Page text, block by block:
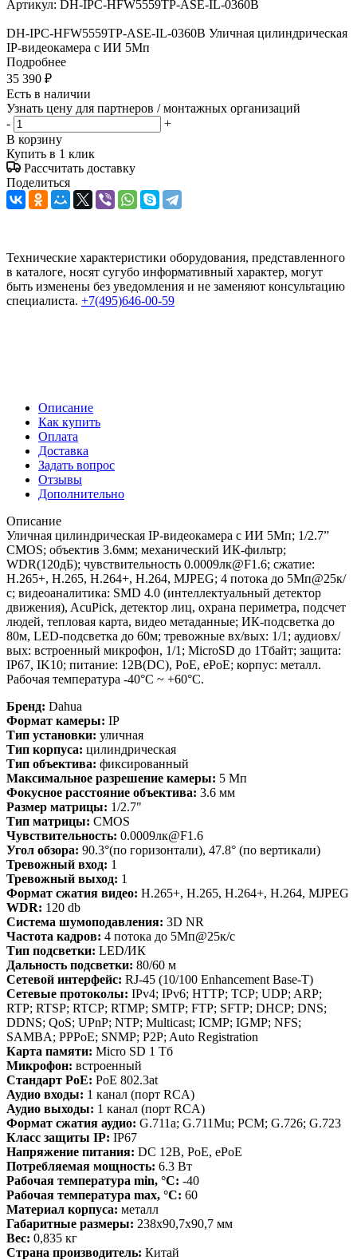
Артикул: DH-IPC-HFW5559TP-ASE-IL-0360B
DH-IPC-HFW5559TP-ASE-IL-0360B Уличная цилиндрическая
IP-видеокамера с ИИ 5Мп
Подробнее
35 390 ₽
Есть в наличии
Узнать цену для партнеров / монтажных организаций
-
+
В корзину
Купить в 1 клик
Рассчитать доставку
Поделиться
Технические характеристики оборудования, представленного
в каталоге, носят сугубо информативный характер, могут
быть изменены без уведомления и не заменяют консультацию
специалиста. +7(495)646-00-59
Описание
Как купить
Оплата
Доставка
Задать вопрос
Отзывы
Дополнительно
Описание
Уличная цилиндрическая IP-видеокамера с ИИ 5Мп; 1/2.7”
CMOS; объектив 3.6мм; механический ИК-фильтр;
WDR(120дБ); чувствительность 0.0009лк@F1.6; сжатие:
H.265+, H.265, H.264+, H.264, MJPEG; 4 потока до 5Мп@25к/
с; видеоаналитика: SMD 4.0 (интеллектуальный детектор
движения), AcuPick, детектор лиц, охрана периметра, подсчет
людей, тепловая карта, видео метаданные; ИК-подсветка до
80м, LED-подсветка до 60м; тревожные вх/вых: 1/1; аудиовх/
вых: встроенный микрофон, 1/1; MicroSD до 1Tбайт; защита:
IP67, IK10; питание: 12В(DC), PoE, ePoE; корпус: металл.
Рабочая температура -40°C ~ +60°C.
Бренд: Dahua
Формат камеры: IP
Тип установки: уличная
Тип корпуса: цилиндрическая
Тип объектива: фиксированный
Максимальное разрешение камеры: 5 Мп
Фокусное расстояние объектива: 3.6 мм
Размер матрицы: 1/2.7"
Тип матрицы: CMOS
Чувствительность: 0.0009лк@F1.6
Угол обзора: 90.3°(по горизонтали), 47.8° (по вертикали)
Тревожный вход: 1
Тревожный выход: 1
Формат сжатия видео: H.265+, H.265, H.264+, H.264, MJPEG
WDR: 120 db
Система шумоподавления: 3D NR
Частота кадров: 4 потока до 5Мп@25к/с
Тип подсветки: LED/ИК
Дальность подсветки: 80/60 м
Сетевой интерфейс: RJ-45 (10/100 Enhancement Base-T)
Сетевые протоколы: IPv4; IPv6; HTTP; TCP; UDP; ARP;
RTP; RTSP; RTCP; RTMP; SMTP; FTP; SFTP; DHCP; DNS;
DDNS; QoS; UPnP; NTP; Multicast; ICMP; IGMP; NFS;
SAMBA; PPPoE; SNMP; P2P; Auto Registration
Карта памяти: Micro SD 1 Тб
Микрофон: встроенный
Стандарт PoE: PoE 802.3at
Аудио входы: 1 канал (порт RCA)
Аудио выходы: 1 канал (порт RCA)
Формат сжатия аудио: G.711a; G.711Mu; PCM; G.726; G.723
Класс защиты IP: IP67
Напряжение питания: DC 12В, PoE, ePoE
Потребляемая мощность: 6.3 Вт
Рабочая температура min, °С: -40
Рабочая температура max, °С: 60
Материал корпуса: металл
Габаритные размеры: 238х90,7х90,7 мм
Вес: 0,835 кг
Страна производитель: Китай